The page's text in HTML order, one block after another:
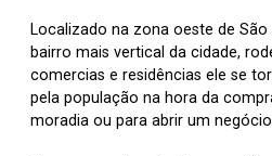
Localizado na zona oeste de
bairro mais vertical da cidade,
comercias e residências ele se
pela população na hora da
moradia ou para abrir um